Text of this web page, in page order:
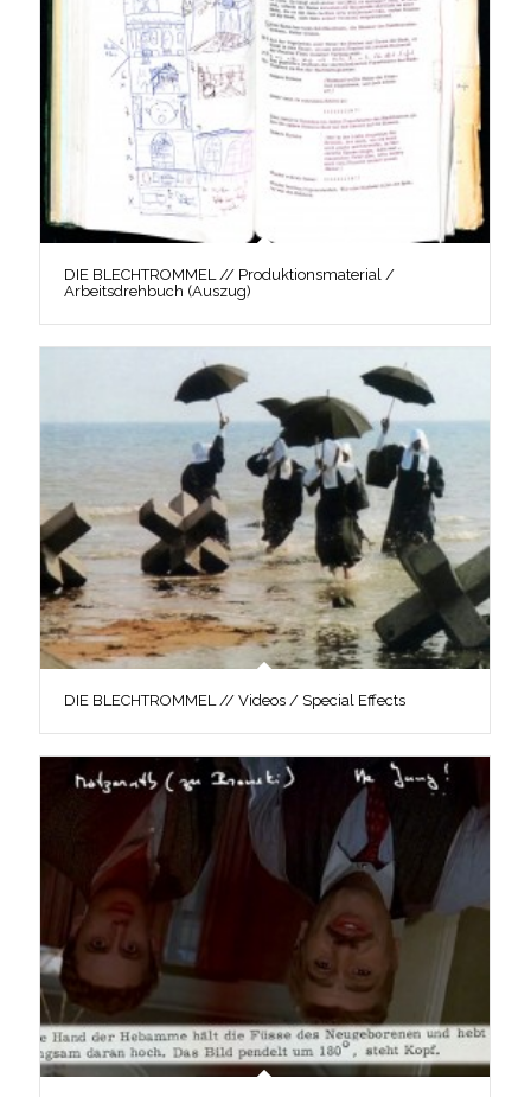
DIE BLECHTROMMEL // Produktionsmaterial /
Arbeitsdrehbuch (Auszug)
DIE BLECHTROMMEL // Videos / Special Effects